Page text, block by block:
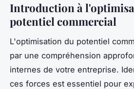
Introduction à
potentiel commercial
L'optimisation du potentiel
par une compréhension
internes de votre entreprise.
ces forces est essentiel pour